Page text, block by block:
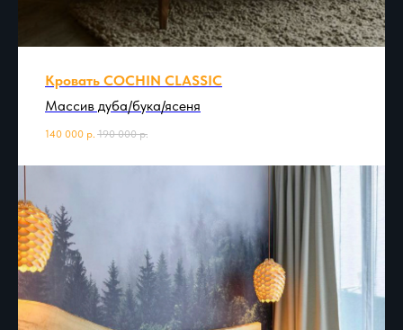
Кровать COCHIN CLASSIC
Массив дуба/бука/ясеня
140 000 р. 190 000 р.